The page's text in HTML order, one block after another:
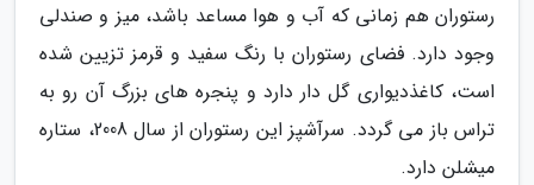
رستوران هم زمانی که آب و هوا مساعد باشد، میز و صندلی
وجود دارد. فضای رستوران با رنگ سفید و قرمز تزیین شده
است، کاغذدیواری گل دار دارد و پنجره های بزرگ آن رو به
تراس باز می گردد. سرآشپز این رستوران از سال 2008، ستاره
میشلن دارد.